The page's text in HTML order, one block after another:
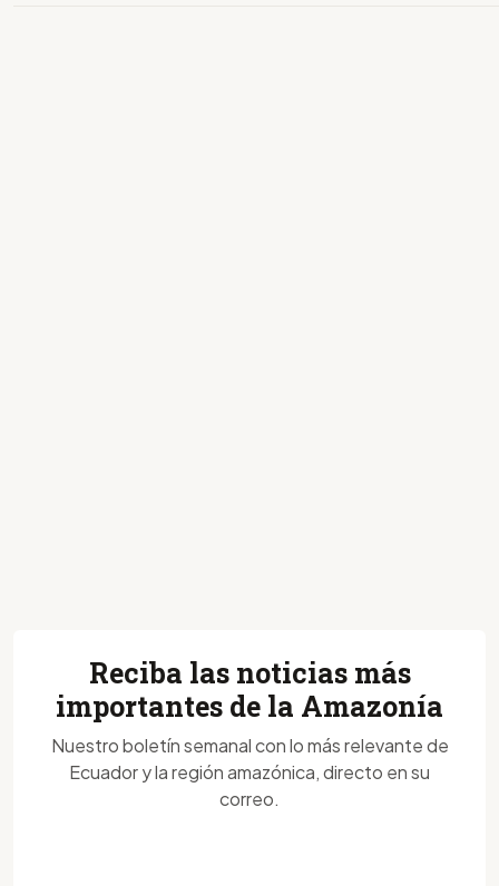
Reciba las noticias más
importantes de la Amazonía
Nuestro boletín semanal con lo más relevante de
Ecuador y la región amazónica, directo en su
correo.